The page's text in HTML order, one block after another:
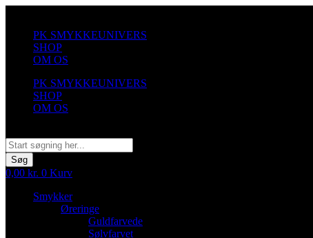
indholdPK SMYKKEUNIVERS
SHOP
OM OS
PK SMYKKEUNIVERS
SHOP
OM OS
Søg
0,00 kr. 0 Kurv
Smykker
Øreringe
Guldfarvede
Sølvfarvet